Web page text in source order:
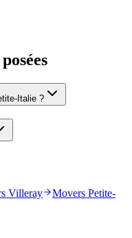
Italie ?
Villeray
Movers Petite-